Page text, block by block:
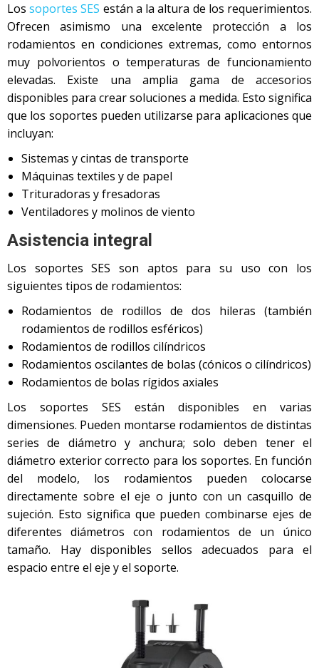
Lossoportes SES están a la altura de los requerimientos.
Ofrecen asimismo una excelente protección a los
rodamientos en condiciones extremas, como entornos
muy polvorientos o temperaturas de funcionamiento
elevadas. Existe una amplia gama de accesorios
disponibles para crear soluciones a medida. Esto significa
que los soportes pueden utilizarse para aplicaciones que
incluyan:
Sistemas y cintas de transporte
Máquinas textiles y de papel
Trituradoras y fresadoras
Ventiladores y molinos de viento
Asistencia integral
Los soportes SES son aptos para su uso con los
siguientes tipos de rodamientos:
Rodamientos de rodillos de dos hileras (también
rodamientos de rodillos esféricos)
Rodamientos de rodillos cilíndricos
Rodamientos oscilantes de bolas (cónicos o cilíndricos)
Rodamientos de bolas rígidos axiales
Los soportes SES están disponibles en varias
dimensiones. Pueden montarse rodamientos de distintas
series de diámetro y anchura; solo deben tener el
diámetro exterior correcto para los soportes. En función
del modelo, los rodamientos pueden colocarse
directamente sobre el eje o junto con un casquillo de
sujeción. Esto significa que pueden combinarse ejes de
diferentes diámetros con rodamientos de un único
tamaño. Hay disponibles sellos adecuados para el
espacio entre el eje y el soporte.